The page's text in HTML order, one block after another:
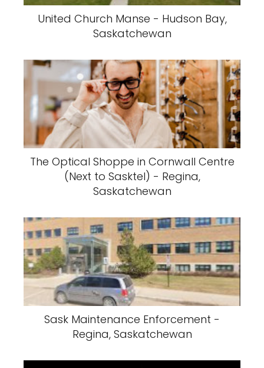
United Church Manse - Hudson Bay,
Saskatchewan
The Optical Shoppe in Cornwall Centre
(Next to Sasktel) - Regina,
Saskatchewan
Sask Maintenance Enforcement -
Regina, Saskatchewan